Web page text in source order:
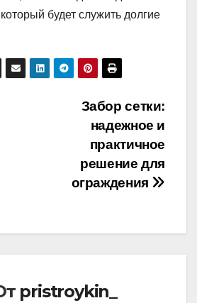
будет служить долгие
Забор сетки:
надежное и
практичное
решение для
ограждения
pristroykin_